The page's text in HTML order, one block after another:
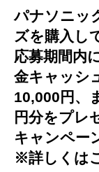
パナソニッ
ズを購入し
応募期間内
金キャッシ
10,000円、
円分をプレ
キャンペー
※詳しくは